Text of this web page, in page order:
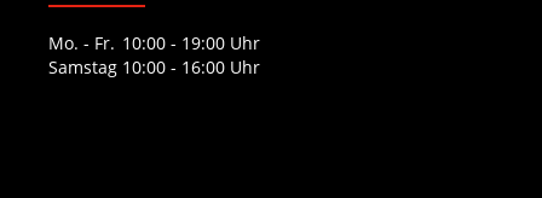
Mo. - Fr. 10:00 - 19:00 Uhr
Samstag 10:00 - 16:00 Uhr